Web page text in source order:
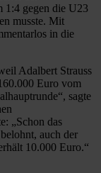
1:4 gegen die U23
musste. Mit
in die
Adalbert Strauss
Euro vom
sagte
„Schon das
auch der
10.000 Euro.“